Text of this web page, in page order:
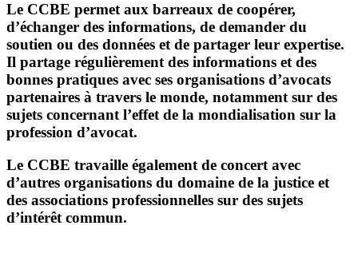
Le CCBE permet aux barreaux de coopérer,
d’échanger des informations, de demander du
soutien ou des données et de partager leur expertise.
Il partage régulièrement des informations et des
bonnes pratiques avec ses organisations d’avocats
partenaires à travers le monde, notamment sur des
sujets concernant l’effet de la mondialisation sur la
profession d’avocat.
Le CCBE travaille également de concert avec
d’autres organisations du domaine de la justice et
des associations professionnelles sur des sujets
d’intérêt commun.